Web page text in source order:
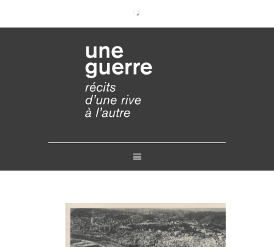
Conférences en ligne
Pourquoi et comment ?
Retours